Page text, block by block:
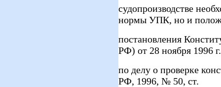
судопроизводстве
нормы УПК, но и
постановления
РФ) от 28 ноября 1996 г.
по делу о проверке
РФ, 1996, № 50, ст.